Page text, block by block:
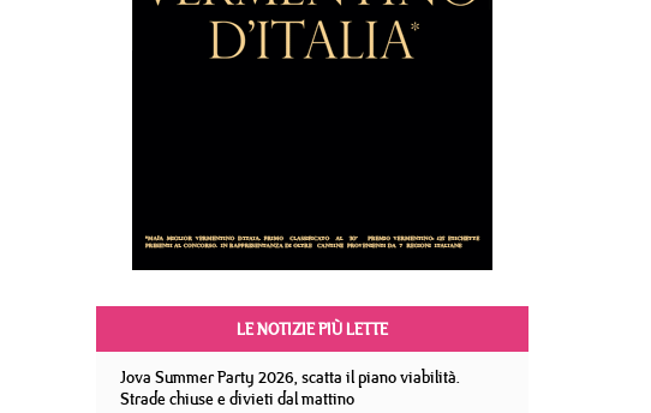
LE NOTIZIE PIÙ LETTE
Jova Summer Party 2026, scatta il piano viabilità.
Strade chiuse e divieti dal mattino